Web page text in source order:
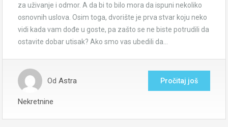
za uživanje i odmor. A da bi to bilo mora da ispuni nekoliko
osnovnih uslova. Osim toga, dvorište je prva stvar koju neko
vidi kada vam dođe u goste, pa zašto se ne biste potrudili da
ostavite dobar utisak? Ako smo vas ubedili da…
Od Astra
Nekretnine
Pročitaj još